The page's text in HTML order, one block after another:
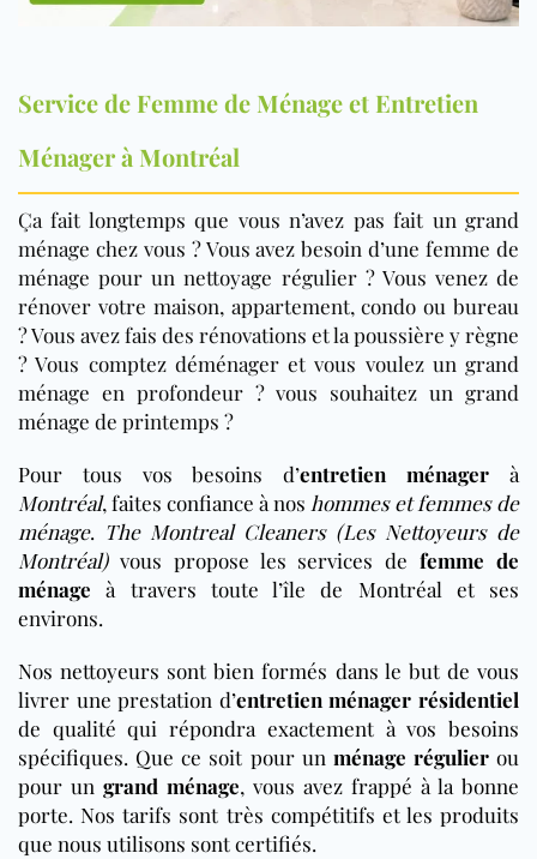
Service de Femme de Ménage et Entretien
Ménager à Montréal
Ça fait longtemps que vous n’avez pas fait un grand
ménage chez vous ? Vous avez besoin d’une femme de
ménage pour un nettoyage régulier ? Vous venez de
rénover votre maison, appartement, condo ou bureau
? Vous avez fais des rénovations et la poussière y règne
? Vous comptez déménager et vous voulez un grand
ménage en profondeur ? vous souhaitez un grand
ménage de printemps ?
Pour tous vos besoins d’entretien ménager à
Montréal, faites confiance à nos hommes et femmes de
ménage. The Montreal Cleaners (Les Nettoyeurs de
Montréal)vous propose les services defemme de
ménage à travers toute l’île de Montréal et ses
environs.
Nos nettoyeurs sont bien formés dans le but de vous
livrer une prestation d’entretien ménager résidentiel
de qualité qui répondra exactement à vos besoins
spécifiques. Que ce soit pour un ménage régulierou
pour un grand ménage, vous avez frappé à la bonne
porte. Nos tarifs sont très compétitifs et les produits
que nous utilisons sont certifiés.